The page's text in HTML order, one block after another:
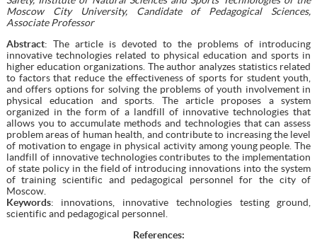
Moscow City University, Candidate of Pedagogical Sciences,
Associate Professor
Abstract: The article is devoted to the problems of introducing
innovative technologies related to physical education and sports in
higher education organizations. The author analyzes statistics related
to factors that reduce the effectiveness of sports for student youth,
and offers options for solving the problems of youth involvement in
physical education and sports. The article proposes a system
organized in the form of a landfill of innovative technologies that
allows you to accumulate methods and technologies that can assess
problem areas of human health, and contribute to increasing the level
of motivation to engage in physical activity among young people. The
landfill of innovative technologies contributes to the implementation
of state policy in the field of introducing innovations into the system
of training scientific and pedagogical personnel for the city of
Moscow.
Keywords: innovations, innovative technologies testing ground,
scientific and pedagogical personnel.
References: